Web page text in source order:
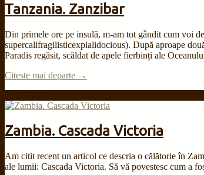
Tanzania. Zanzibar
Din primele ore pe insulă, m-am tot gândit cum voi
supercalifragilisticexpialidocious). După aproape
Paradis regăsit, scăldat de apele fierbinți ale
Citeste mai departe →
Zambia. Cascada Victoria
Am citit recent un articol ce descria o călătorie în
ale lumii: Cascada Victoria. Să vă povestesc cum a